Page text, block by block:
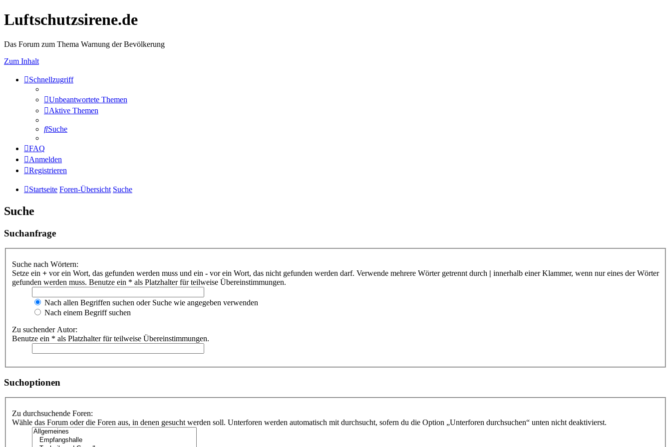
Luftschutzsirene.de
Das Forum zum Thema Warnung der Bevölkerung
Zum Inhalt
Schnellzugriff
Unbeantwortete Themen
Aktive Themen
Suche
FAQ
Anmelden
Registrieren
Startseite Foren-Übersicht Suche
Suche
Suchanfrage
Suche nach Wörtern:
Setze ein + vor ein Wort, das gefunden werden muss und ein - vor ein Wort, das nicht gefunden werden darf. Verwende mehrere Wörter getrennt durch | innerhalb einer Klammer, wenn nur eines der Wörter
gefunden werden muss. Benutze ein * als Platzhalter für teilweise Übereinstimmungen.
Nach allen Begriffen suchen oder Suche wie angegeben verwenden
Nach einem Begriff suchen
Zu suchender Autor:
Benutze ein * als Platzhalter für teilweise Übereinstimmungen.
Suchoptionen
Zu durchsuchende Foren:
Wähle das Forum oder die Foren aus, in denen gesucht werden soll. Unterforen werden automatisch mit durchsucht, sofern du die Option „Unterforen durchsuchen“ unten nicht deaktivierst.